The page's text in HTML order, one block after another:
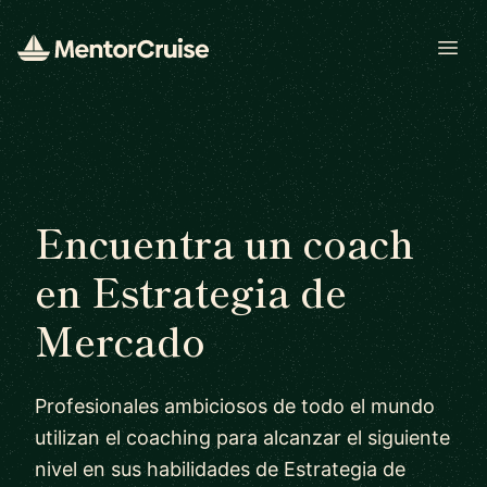
Encuentra un coach
en Estrategia de
Mercado
Profesionales ambiciosos de todo el mundo
utilizan el coaching para alcanzar el siguiente
nivel en sus habilidades de Estrategia de